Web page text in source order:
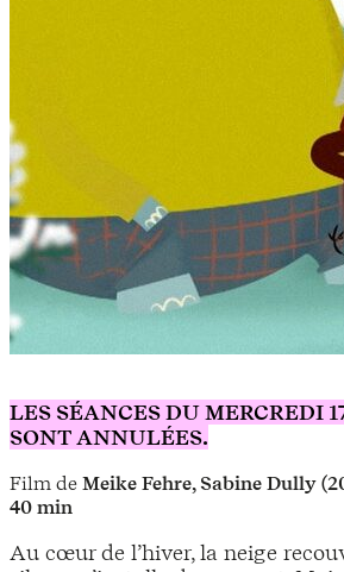
LES SÉANCES DU MERCREDI
SONT ANNULÉES.
Film de Meike Fehre, Sabine Dully
40 min
Au cœur de l’hiver, la neige